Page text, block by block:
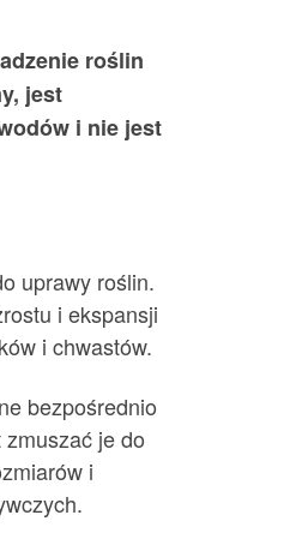
roślin
jest
i nie jest
uprawy roślin.
i ekspansji
i chwastów.
bezpośrednio
je do
i